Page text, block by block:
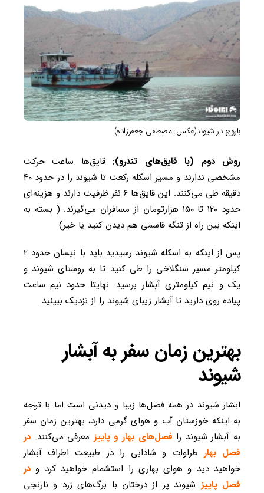
باروج در شیوند(عکس: مصطفی جعفرزاده)
روش دوم (با قایق‌های تندرو): قایق‌ها ساعت حرکت
مشخصی ندارند و مسیر اسکله رکعت تا شیوند را در حدود ۴۰
دقیقه طی می‌کنند. این قایق‌ها ۶ نفر ظرفیت دارند و هزینه‌ای
حدود ۱۲۰ تا ۱۵۰ هزارتومان از مسافران می‌گیرند. ( بسته به
اینکه بین راه از تنگه قاسمی هم دیدن کنید یا خیر)
پس از اینکه به اسکله شیوند رسیدید باید با نیسان‌ حدود ۲
کیلومتر مسیر سنگلاخی را طی کنید تا به روستای شیوند و
یک و نیم کیلومتری آبشار برسید. نهایتا حدود نیم ساعت
پیاده روی دارید تا آبشار زیبای شیوند را از نزدیک ببینید.
بهترین زمان سفر به آبشار
شیوند
ابشار شیوند در همه فصل‌ها زیبا و دیدنی است اما با توجه
به اینکه خوزستان آب و هوای گرمی دارد، بهترین زمان سفر
به آبشار شیوند را فصل‌های بهار و پاییز معرفی می‌کنند. در
فصل بهار طراوات و شادابی را در طبیعت اطراف آبشار
خواهید دید و هوای بهاری را استشمام خواهید کرد و در
فصل پاییز شیوند پر از درختان با برگ‌های زرد و نارنجی